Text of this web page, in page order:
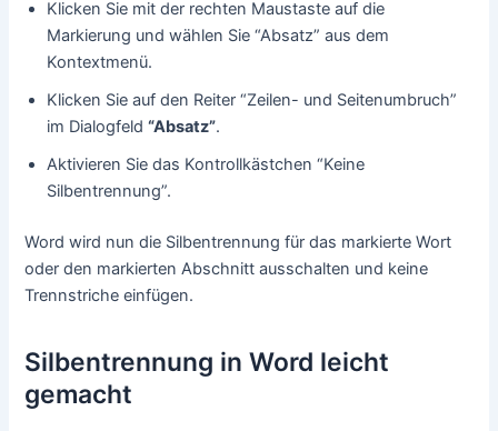
Klicken Sie mit der rechten Maustaste auf die
Markierung und wählen Sie “Absatz” aus dem
Kontextmenü.
Klicken Sie auf den Reiter “Zeilen- und Seitenumbruch”
im Dialogfeld“Absatz”.
Aktivieren Sie das Kontrollkästchen “Keine
Silbentrennung”.
Word wird nun die Silbentrennung für das markierte Wort
oder den markierten Abschnitt ausschalten und keine
Trennstriche einfügen.
Silbentrennung in Word leicht
gemacht